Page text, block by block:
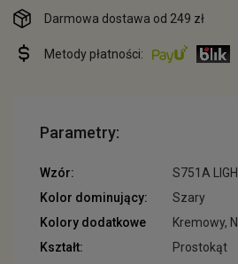
Darmowa dostawa od 249 zł
Metody płatności:
Parametry:
Wzór:
S751A
Kolor dominujący:
Szary
Kolory dodatkowe
Kremowy,
Kształt:
Prostokąt